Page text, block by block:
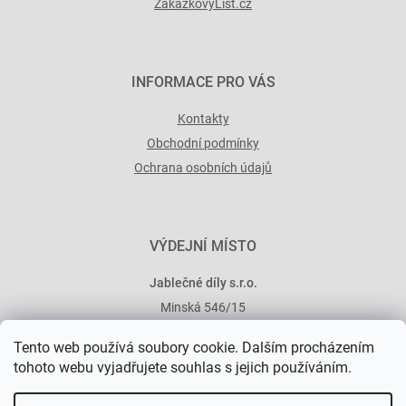
Tento web používá soubory cookie. Dalším procházením
tohoto webu vyjadřujete souhlas s jejich používáním.
ZakázkovýList.cz
INFORMACE PRO VÁS
Kontakty
Obchodní podmínky
Ochrana osobních údajů
VÝDEJNÍ MÍSTO
Jablečné díly s.r.o.
Minská 546/15